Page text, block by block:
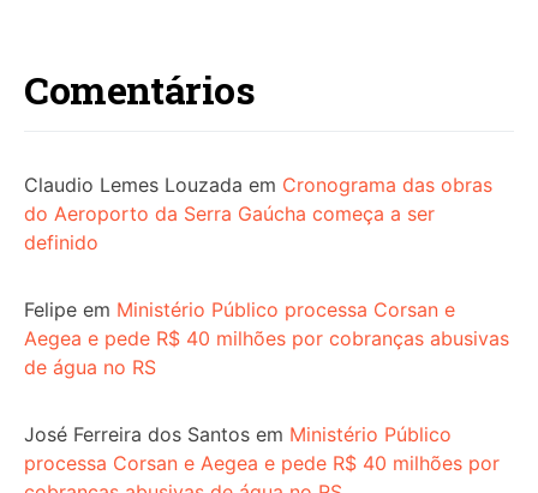
Comentários
Claudio Lemes Louzada em Cronograma das obras
do Aeroporto da Serra Gaúcha começa a ser
definido
Felipe em Ministério Público processa Corsan e
Aegea e pede R$ 40 milhões por cobranças abusivas
de água no RS
José Ferreira dos Santos em Ministério Público
processa Corsan e Aegea e pede R$ 40 milhões por